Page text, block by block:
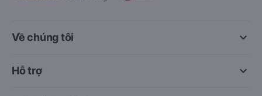
keyboard_arrow_down
Về chúng tôi
keyboard_arrow_down
Hỗ trợ